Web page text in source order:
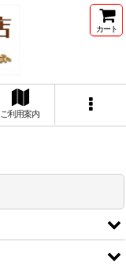
カート
ご利用案内